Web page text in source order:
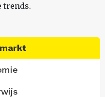
trends.